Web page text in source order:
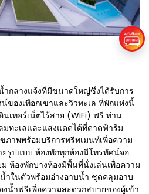
ำกลางแจ้งที่มีขนาดใหญ่ซึ่งได้รับการ
ของเทือกเขาและวิวทะเล ที่พักแห่งนี้
เทอร์เน็ตไร้สาย (WiFi) ฟรี ท่าน
ทะเลและแสงแดดได้ที่ดาดฟ้าริม
าพพร้อมบริการทรีทเมนท์เพื่อความ
รูปแบบ ห้องพักทุกห้องมีโทรทัศน์จอ
ห้องพักบางห้องมีพื้นที่นั่งเล่นเพื่อความ
ำในตัวพร้อมอ่างอาบน้ำ ชุดคลุมอาบ
งน้ำฟรีเพื่อความสะดวกสบายของผู้เข้า